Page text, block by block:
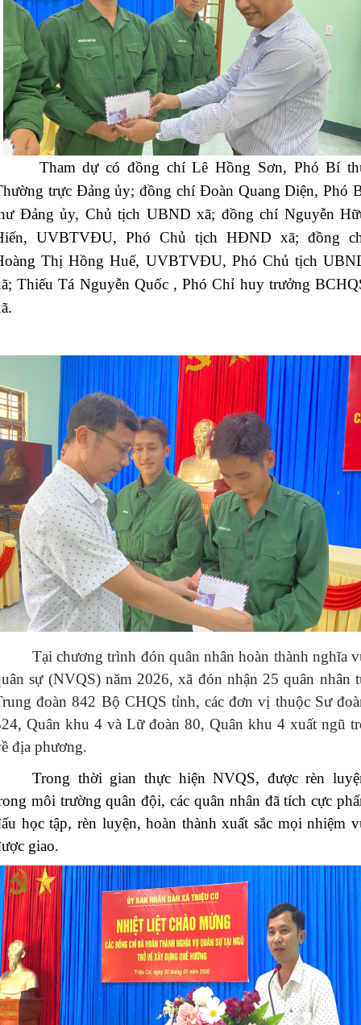
Tham dự có đồng chí Lê Hồng Sơn, Phó Bí
trực Đảng ủy; đồng chí Đoàn Quang Diện, Phó
Đảng ủy, Chủ tịch UBND xã; đồng chí Nguyễn
UVBTVĐU, Phó Chủ tịch HĐND xã; đồng
Thị Hồng Huế, UVBTVĐU, Phó Chủ tịch
Thiếu Tá Nguyễn Quốc , Phó Chỉ huy trưởng
Tại chương trình đón quân nhân hoàn thành nghĩa
sự (NVQS) năm 2026, xã đón nhận 25 quân nhân
đoàn 842 Bộ CHQS tỉnh, các đơn vị thuộc Sư
Quân khu 4 và Lữ đoàn 80, Quân khu 4 xuất ngũ
địa phương.
Trong thời gian thực hiện NVQS, được rèn
môi trường quân đội, các quân nhân đã tích cực
học tập, rèn luyện, hoàn thành xuất sắc mọi nhiệm
giao.